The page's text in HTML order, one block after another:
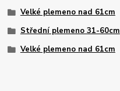
Velké plemeno nad 61cm
Střední plemeno 31-60cm
Velké plemeno nad 61cm